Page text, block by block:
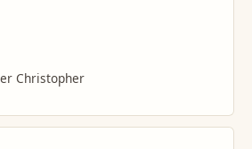
Christopher